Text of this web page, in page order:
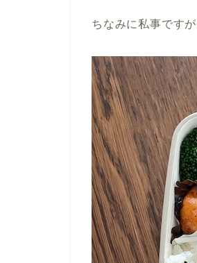
ちなみに私事です